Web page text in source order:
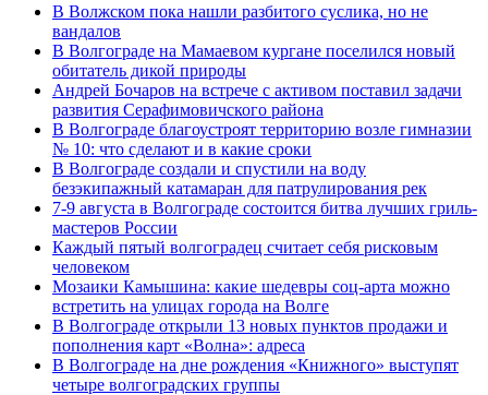
В Волжском пока нашли разбитого суслика, но не
вандалов
В Волгограде на Мамаевом кургане поселился новый
обитатель дикой природы
Андрей Бочаров на встрече с активом поставил задачи
развития Серафимовичского района
В Волгограде благоустроят территорию возле гимназии
№ 10: что сделают и в какие сроки
В Волгограде создали и спустили на воду
безэкипажный катамаран для патрулирования рек
7-9 августа в Волгограде состоится битва лучших гриль-
мастеров России
Каждый пятый волгоградец считает себя рисковым
человеком
Мозаики Камышина: какие шедевры соц-арта можно
встретить на улицах города на Волге
В Волгограде открыли 13 новых пунктов продажи и
пополнения карт «Волна»: адреса
В Волгограде на дне рождения «Книжного» выступят
четыре волгоградских группы